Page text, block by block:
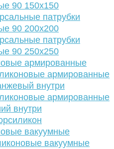
90 150х150
патрубки
90 200х200
патрубки
90 250х250
армированные
армированные
внутри
армированные
внутри
вакуумные
вакуумные